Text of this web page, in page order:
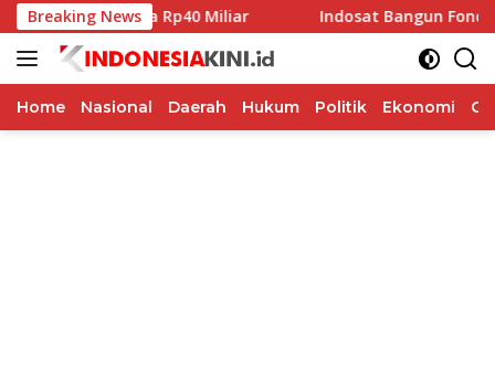
Langsung
ke
konten
Breaking News
Pilkada Rp40 Miliar Indosat Bangun Fondasi
Home Nasional Daerah Hukum Politik Ekonomi